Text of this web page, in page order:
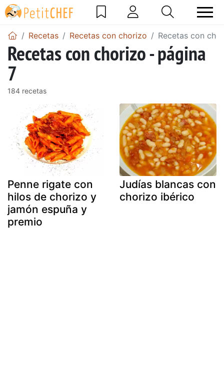
Recetas Recetas con chorizo Recetas con
Recetas con chorizo - página
7
184 recetas
Penne rigate con
hilos de chorizo y
jamón espuña y
premio
Judías blancas con
chorizo ibérico